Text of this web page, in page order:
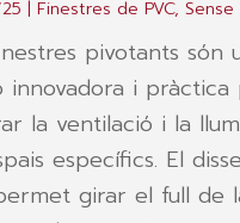
| Finestres de PVC,
pivotants són
innovadora i pràctica
la ventilació i la
específics. El
girar el full de